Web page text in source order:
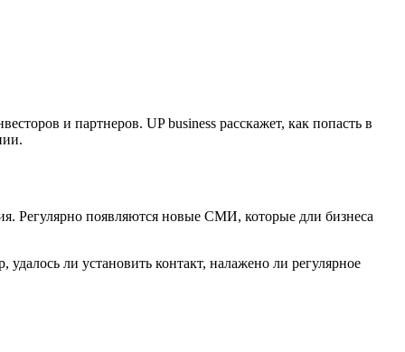
и партнеров. UP business расскажет, как попасть в
Регулярно появляются новые СМИ, которые дли бизнеса
ли установить контакт, налажено ли регулярное